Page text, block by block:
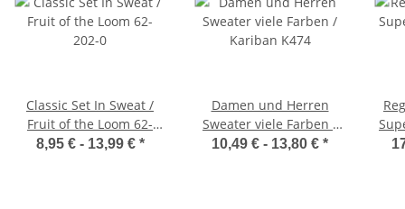
Classic Set In Sweat /
Fruit of the Loom 62-
202-0
8,95 € - 13,99 € *
Damen und Herren
Sweater viele Farben /
Kariban K474
10,49 € - 13,80 € *